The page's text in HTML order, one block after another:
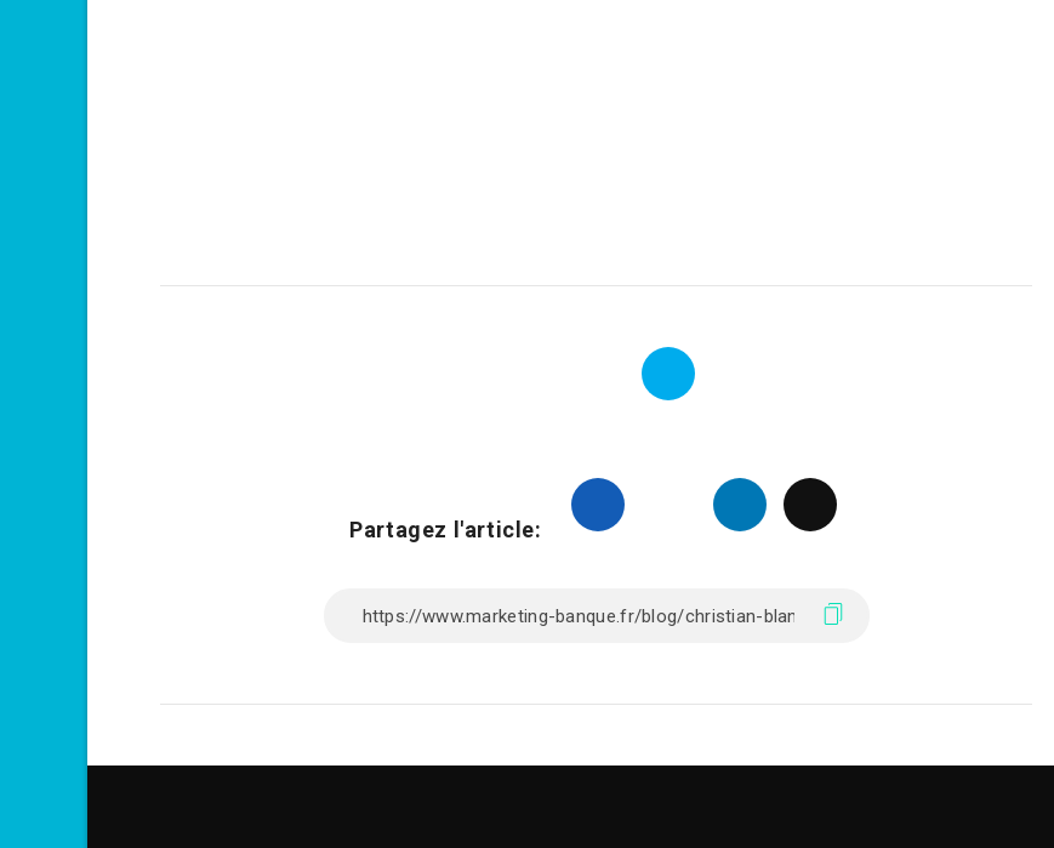
Partagez l'article: